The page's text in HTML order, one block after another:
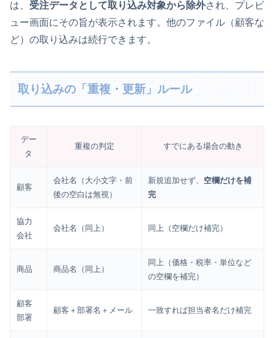
は、 受注データとして取り込み対象から除外され、プレビ
ュー画面にその旨が表示されます。他のファイル（顧客な
ど）の取り込みは続行できます。
取り込みの「重複・更新」ルール
デー
タ
重複の判定 すでにある場合の動き
顧客
会社名（大小文字・前
後の空白は無視）
新規追加せず、 空欄だけを補
完
協力
会社
会社名（同上） 同上（空欄だけ補完）
商品 商品名（同上）
同上（価格・税率・単位など
の空欄を補完）
顧客
部署
顧客＋部署名＋メール 一致すれば担当者名だけ補完